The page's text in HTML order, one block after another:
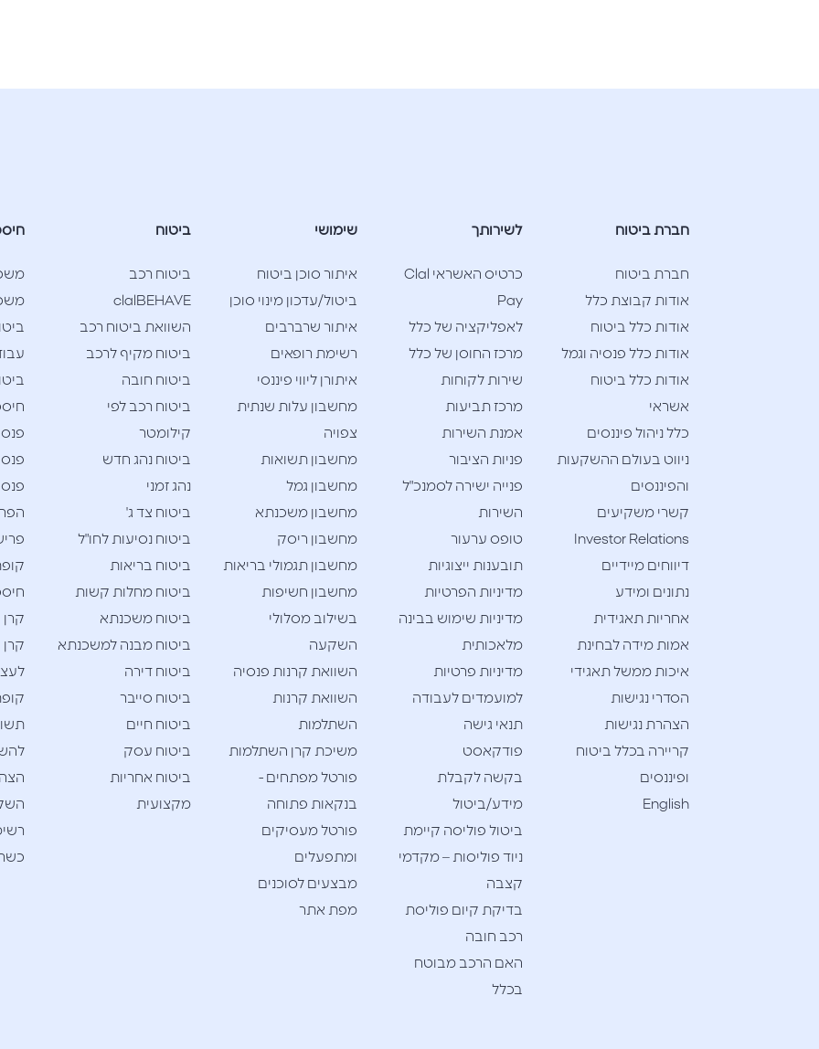
חברת ביטוח
חברת ביטוח
אודות קבוצת כלל
אודות כלל ביטוח
אודות כלל פנסיה וגמל
אודות כלל ביטוח
אשראי
כלל ניהול פיננסים
ניווט בעולם ההשקעות
והפיננסים
קשרי משקיעים
Investor Relations
דיווחים מיידיים
נתונים ומידע
אחריות תאגידית
אמות מידה לבחינת
איכות ממשל תאגידי
הסדרי נגישות
הצהרת נגישות
קריירה בכלל ביטוח
ופיננסים
English
לשירותך
כרטיס האשראי Clal
Pay
לאפליקציה של כלל
מרכז החוסן של כלל
שירות לקוחות
מרכז תביעות
אמנת השירות
פניות הציבור
פנייה ישירה לסמנכ"ל
השירות
טופס ערעור
תובענות ייצוגיות
מדיניות הפרטיות
מדיניות שימוש בבינה
מלאכותית
מדיניות פרטיות
למועמדים לעבודה
תנאי גישה
פודקאסט
בקשה לקבלת
מידע/ביטול
ביטול פוליסה קיימת
ניוד פוליסות – מקדמי
קצבה
בדיקת קיום פוליסת
רכב חובה
האם הרכב מבוטח
בכלל
שימושי
איתור סוכן ביטוח
ביטול/עדכון מינוי סוכן
איתור שרברבים
רשימת רופאים
איתורן ליווי פיננסי
מחשבון עלות שנתית
צפויה
מחשבון תשואות
מחשבון גמל
מחשבון משכנתא
מחשבון ריסק
מחשבון תגמולי בריאות
מחשבון חשיפות
בשילוב מסלולי
השקעה
השוואת קרנות פנסיה
השוואת קרנות
השתלמות
משיכת קרן השתלמות
פורטל מפתחים -
בנקאות פתוחה
פורטל מעסיקים
ומתפעלים
מבצעים לסוכנים
מפת אתר
ביטוח
ביטוח רכב
clalBEHAVE
השוואת ביטוח רכב
ביטוח מקיף לרכב
ביטוח חובה
ביטוח רכב לפי
קילומטר
ביטוח נהג חדש
נהג זמני
ביטוח צד ג'
ביטוח נסיעות לחו"ל
ביטוח בריאות
ביטוח מחלות קשות
ביטוח משכנתא
ביטוח מבנה למשכנתא
ביטוח דירה
ביטוח סייבר
ביטוח חיים
ביטוח עסק
ביטוח אחריות
מקצועית